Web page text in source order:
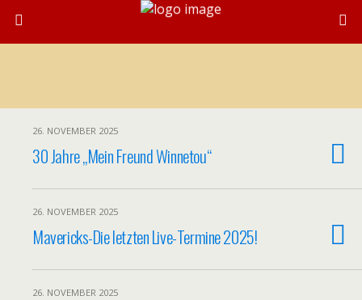
26. NOVEMBER 2025
30 Jahre „Mein Freund Winnetou“
26. NOVEMBER 2025
Mavericks-Die letzten Live-Termine 2025!
26. NOVEMBER 2025